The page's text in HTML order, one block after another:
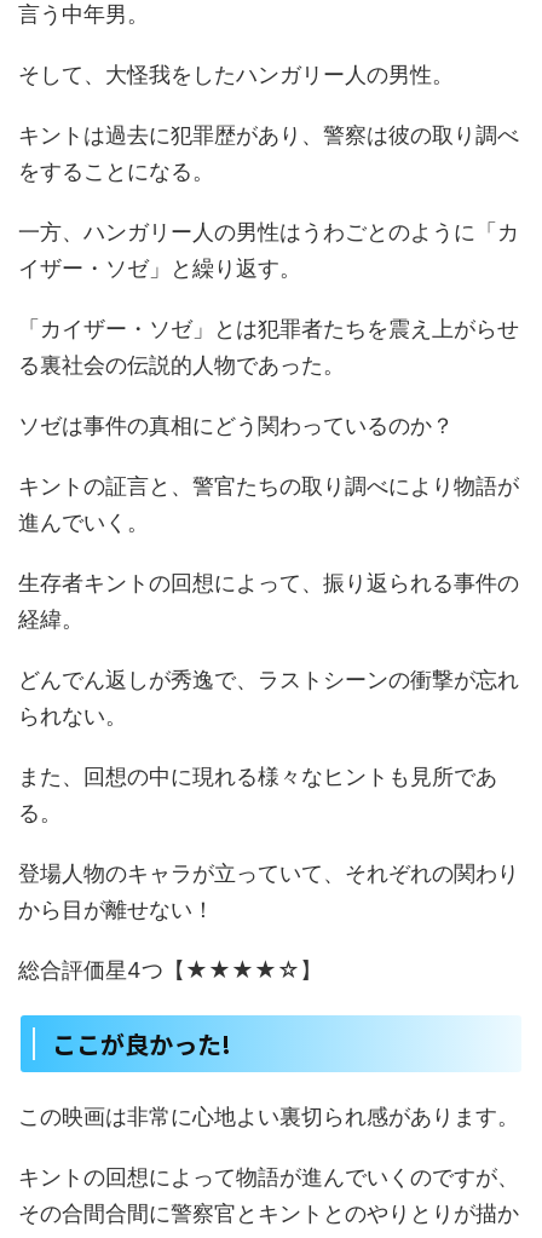
言う中年男。
そして、大怪我をしたハンガリー人の男性。
キントは過去に犯罪歴があり、警察は彼の取り調べ
をすることになる。
一方、ハンガリー人の男性はうわごとのように「カ
イザー・ソゼ」と繰り返す。
「カイザー・ソゼ」とは犯罪者たちを震え上がらせ
る裏社会の伝説的人物であった。
ソゼは事件の真相にどう関わっているのか？
キントの証言と、警官たちの取り調べにより物語が
進んでいく。
生存者キントの回想によって、振り返られる事件の
経緯。
どんでん返しが秀逸で、ラストシーンの衝撃が忘れ
られない。
また、回想の中に現れる様々なヒントも見所であ
る。
登場人物のキャラが立っていて、それぞれの関わり
から目が離せない！
総合評価星4つ【★★★★☆】
ここが良かった!
この映画は非常に心地よい裏切られ感があります。
キントの回想によって物語が進んでいくのですが、
その合間合間に警察官とキントとのやりとりが描か